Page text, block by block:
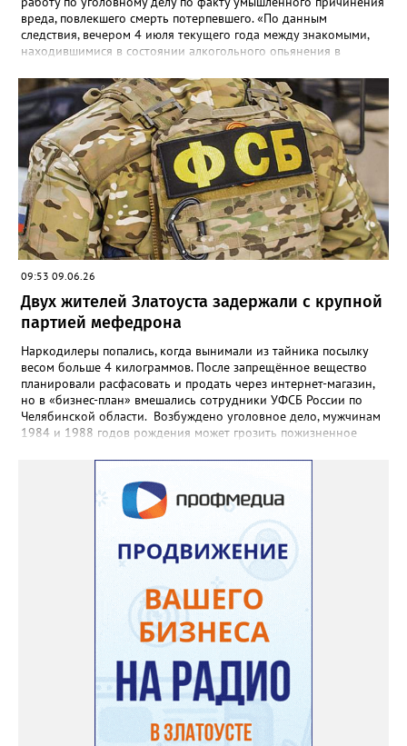
вреда, повлекшего смерть потерпевшего. «По данным
следствия, вечером 4 июля текущего года между знакомыми,
находившимися в состоянии алкогольного опьянения в
произошёл конфликт, в ходе которого обвиняемый нанёс не
менее двух ударов ножом в область бедра 35-летнего
потерпевшего. Смерть мужчины наступила от полученных
телесных повреждений на месте происшествия», - сообщили в
СК. Агрессора при попытке скрыться задержали сотрудники
отдельной роты патрульно-постовой службы. Сейчас назначен
комплекс судебных экспертиз, следствие планирует просить
суд заключить фигуранта уголовного дела под стражу.
09:53 09.06.26
Двух жителей Златоуста задержали с крупной
партией мефедрона
Наркодилеры попались, когда вынимали из тайника посылку
весом больше 4 килограммов. После запрещённое вещество
планировали расфасовать и продать через интернет-магазин,
но в «бизнес-план» вмешались сотрудники УФСБ России по
Челябинской области. Возбуждено уголовное дело, мужчинам
1984 и 1988 годов рождения может грозить пожизненное
наркотиков региональное УФСБ ведёт по всем фронтам. Так,
сотрудники управления ликвидировали две подпольных
химических лаборатории по производству и расфасовке
наркотических средств. В общей сложности оперативники
изъяли из незаконного оборота более 65 килограммов
«синтетики» и свыше 600 килограммов прекурсоров,
предназначенных для дальнейшего производства наркотиков
и психотропных веществ, а также химические реактивы и
лабораторное оборудование.